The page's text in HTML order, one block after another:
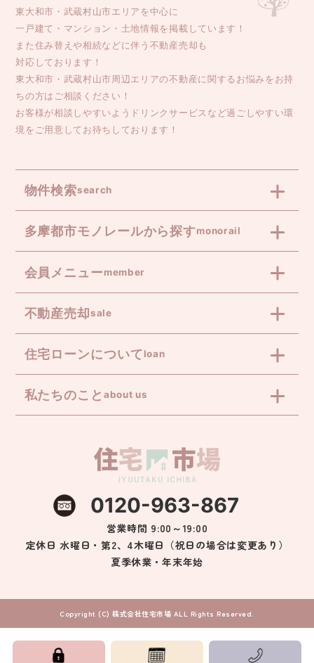
東大和市・武蔵村山市エリアを中心に
一戸建て・マンション・土地情報を掲載しています！
また住み替えや相続などに伴う不動産売却も
対応しております！
東大和市・武蔵村山市周辺エリアの不動産に関するお悩みをお持
ちの方はご相談ください！
お客様が相談しやすいようドリンクサービスなど過ごしやすい環
境をご用意してお待ちしております！
物件検索search
多摩都市モノレールから探すmonorail
会員メニューmember
不動産売却sale
住宅ローンについてloan
私たちのこと about us
0120-963-867
営業時間 9:00～19:00
定休日 水曜日・第2、4木曜日（祝日の場合は変更あり）
夏季休業・年末年始
Copyright (C) 株式会社住宅市場 ALL Rights Reserved.